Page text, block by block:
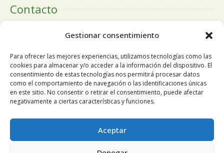
Gestionar consentimiento
Para ofrecer las mejores experiencias, utilizamos tecnologías como las
cookies para almacenar y/o acceder a la información del dispositivo. El
consentimiento de estas tecnologías nos permitirá procesar datos
como el comportamiento de navegación o las identificaciones únicas
en este sitio. No consentir o retirar el consentimiento, puede afectar
negativamente a ciertas características y funciones.
Aceptar
Contacto
Calle Doctor Calero, 19 Centro Comercial El Tutti 1ª Planta,
Tlfn: +34 91 196 19 63
nuestros servicios y mostrarle publicidad relacionada con sus